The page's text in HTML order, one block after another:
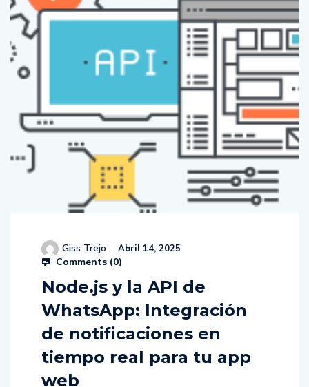
Giss Trejo Abril 14, 2025
Node.js y la API de
WhatsApp: Integración
de notificaciones en
tiempo real para tu app